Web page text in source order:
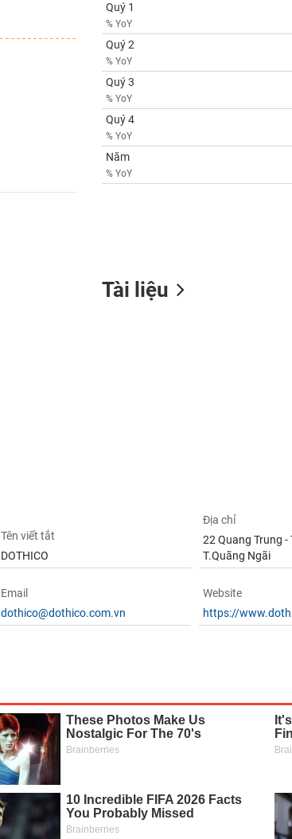
Quý 1
% YoY
Quý 2
% YoY
Quý 3
% YoY
Quý 4
% YoY
Năm
% YoY
Tài liệu
Tên viết tắt
DOTHICO
Địa chỉ
22 Quang Trung -
T.Quãng Ngãi
Email
dothico@dothico.com.vn
Website
https://